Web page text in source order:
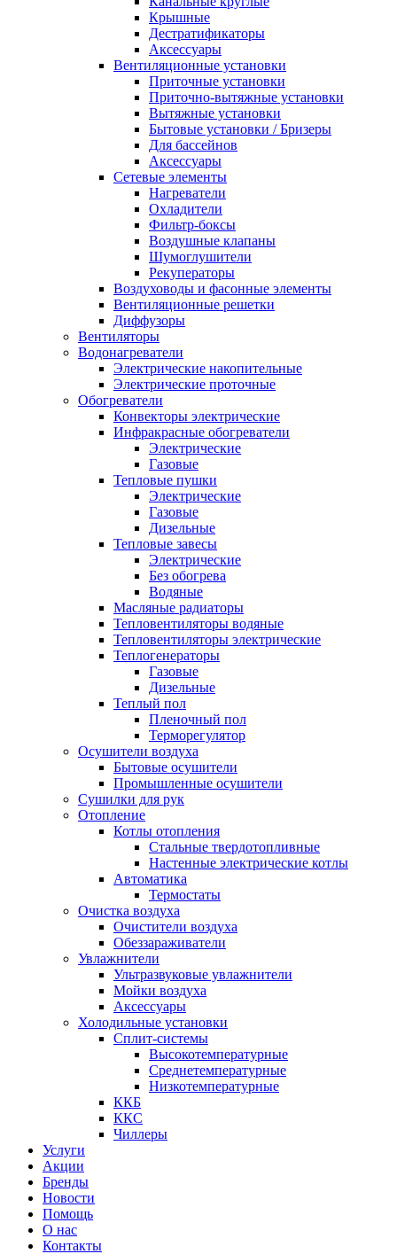
Крышные
Дестратификаторы
Аксессуары
Вентиляционные установки
Приточные установки
Приточно-вытяжные установки
Вытяжные установки
Бытовые установки / Бризеры
Для бассейнов
Аксессуары
Сетевые элементы
Нагреватели
Охладители
Фильтр-боксы
Воздушные клапаны
Шумоглушители
Рекуператоры
Воздуховоды и фасонные элементы
Вентиляционные решетки
Диффузоры
Вентиляторы
Водонагреватели
Электрические накопительные
Электрические проточные
Обогреватели
Конвекторы электрические
Инфракрасные обогреватели
Электрические
Газовые
Тепловые пушки
Электрические
Газовые
Дизельные
Тепловые завесы
Электрические
Без обогрева
Водяные
Масляные радиаторы
Тепловентиляторы водяные
Тепловентиляторы электрические
Теплогенераторы
Газовые
Дизельные
Теплый пол
Пленочный пол
Терморегулятор
Осушители воздуха
Бытовые осушители
Промышленные осушители
Сушилки для рук
Отопление
Котлы отопления
Стальные твердотопливные
Настенные электрические котлы
Автоматика
Термостаты
Очистка воздуха
Очистители воздуха
Обеззараживатели
Увлажнители
Ультразвуковые увлажнители
Мойки воздуха
Аксессуары
Холодильные установки
Сплит-системы
Высокотемпературные
Среднетемпературные
Низкотемпературные
ККБ
ККС
Чиллеры
Услуги
Акции
Бренды
Новости
Помощь
О нас
Контакты